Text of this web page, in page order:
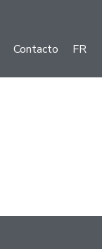
Contacto FR